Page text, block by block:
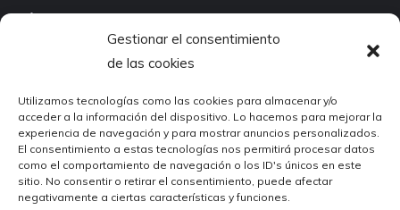
Gestionar el consentimiento
de las cookies
Utilizamos tecnologías como las cookies para almacenar y/o
acceder a la información del dispositivo. Lo hacemos para mejorar la
experiencia de navegación y para mostrar anuncios personalizados.
El consentimiento a estas tecnologías nos permitirá procesar datos
como el comportamiento de navegación o los ID's únicos en este
sitio. No consentir o retirar el consentimiento, puede afectar
negativamente a ciertas características y funciones.
Aves
Pequeños mamíferos
Roedores
Invertebrados
Otros
Busca por etiquetas